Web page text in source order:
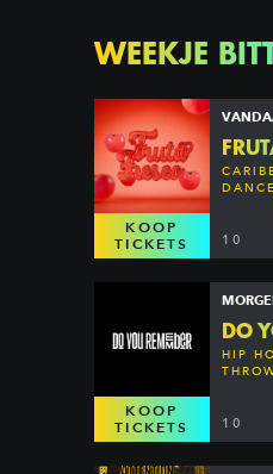
WEEKJE
KOOP
TICKETS
10
KOOP
TICKETS
DO
HIP
10